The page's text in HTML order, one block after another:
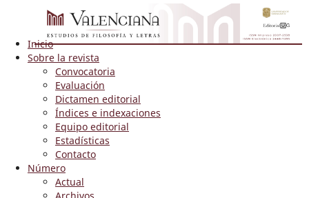
Inicio
Sobre la revista
Convocatoria
Evaluación
Dictamen editorial
Índices e indexaciones
Equipo editorial
Estadísticas
Contacto
Número
Actual